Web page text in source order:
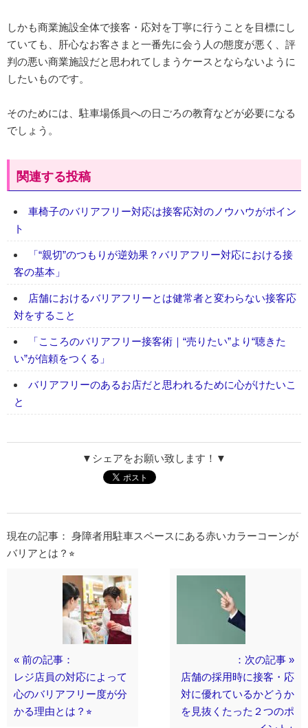
しかも商業施設全体で接客・応対を丁寧に行うことを目標にし
ていても、肝心なお客さまと一番先に会う人の態度が悪く、評
判の悪い商業施設だと思われてしまうケースとならないように
したいものです。
そのためには、駐車場係員への日ごろの教育などが必要になる
でしょう。
関連する投稿
車椅子のバリアフリー対応は接客応対のノウハウがポイン
ト
「“親切”のつもりが逆効果？バリアフリー対応における接
客の基本」
店舗におけるバリアフリーとは健常者と変わらない接客応
対をすること
「こころのバリアフリー接客術｜“売りたい”より“聴きた
い”が信頼をつくる」
バリアフリーのあるお店だと思われるために心がけたいこ
と
▼シェアをお願い致します！▼
現在の記事： 身障者用駐車スペースにある赤いカラーコーンが
バリアとは？⭐︎
« 前の記事：
レジ店員の対応によって
心のバリアフリー度が分
かる理由とは？⭐︎
：次の記事 »
店舗の採用時に接客・応
対に優れているかどうか
を見抜くたった２つのポ